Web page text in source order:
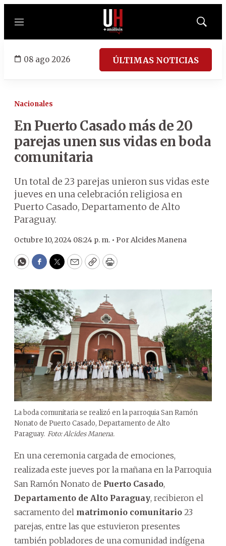
Menú
Mostrar
08 ago 2026 ÚLTIMAS NOTICIAS
Nacionales
En Puerto Casado más de 20
parejas unen sus vidas en boda
comunitaria
Un total de 23 parejas unieron sus vidas este
jueves en una celebración religiosa en
Puerto Casado, Departamento de Alto
Paraguay.
Octubre 10, 2024 08:24 p. m. • PorAlcides Manena
WhatsApp
Facebook
Twitter
EmailCopyPrint
La boda comunitaria se realizó en la parroquia San Ramón
Nonato de Puerto Casado, Departamento de Alto
Paraguay. Foto: Alcides Manena.
En una ceremonia cargada de emociones,
realizada este jueves por la mañana en la Parroquia
San Ramón Nonato de Puerto Casado,
Departamento de Alto Paraguay, recibieron el
sacramento del matrimonio comunitario 23
parejas, entre las que estuvieron presentes
también pobladores de una comunidad indígena